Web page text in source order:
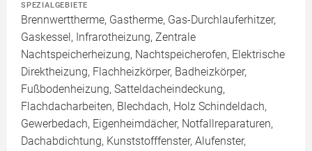
SPEZIALGEBIETE
Brennwerttherme, Gastherme, Gas-Durchlauferhitzer,
Gaskessel, Infrarotheizung, Zentrale
Nachtspeicherheizung, Nachtspeicherofen, Elektrische
Direktheizung, Flachheizkörper, Badheizkörper,
Fußbodenheizung, Satteldacheindeckung,
Flachdacharbeiten, Blechdach, Holz Schindeldach,
Gewerbedach, Eigenheimdächer, Notfallreparaturen,
Dachabdichtung, Kunststofffenster, Alufenster,